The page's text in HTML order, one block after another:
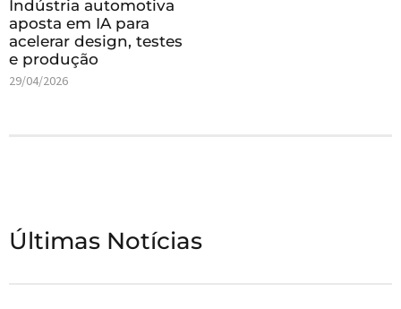
Indústria automotiva
aposta em IA para
acelerar design, testes
e produção
29/04/2026
Últimas Notícias